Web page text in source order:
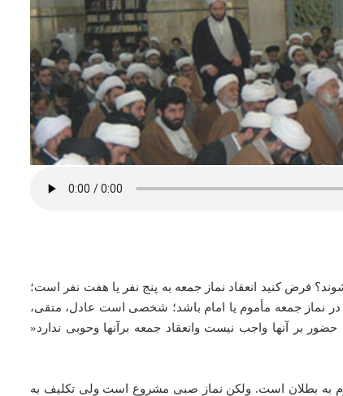
فرض کنید انعقاد نماز جمعه به پنج نفر یا هفت نفر است؛
نماز جمعه مأموم یا امام باشد؛ شخصی است عادل، متقی،
آنها واجب نیست وانعقاد جمعه برآنها وحوبی ندارد«
به بطلان است. ولکن نماز صبی مشروع است ولی تکلیف به